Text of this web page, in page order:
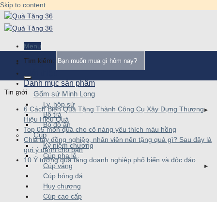
Skip to content
Menu
Trang chủ
Giới thiệu
Danh mục sản phẩm
Gốm sứ Minh Long
Ly, hộp sứ
Bộ trà
Bộ đồ ăn
Cúp
Kỷ niệm chương
Cúp pha lê
Cúp vàng
Cúp bóng đá
Huy chương
Cúp cao cấp
Tìm kiếm:
Tin mới
6 Cách Biến Quà Tặng Thành Công Cụ Xây Dựng Thương
Hiệu Hiệu Quả
Top 05 món quà cho cô nàng yêu thích màu hồng
Chia tay đồng nghiệp, nhân viên nên tặng quà gì? Sau đây là
gợi ý dành cho bạn
10 Ý tưởng quà tặng doanh nghiệp phổ biến và độc đáo